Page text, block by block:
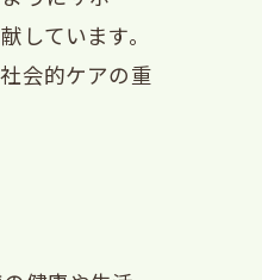
しています。
会的ケアの重